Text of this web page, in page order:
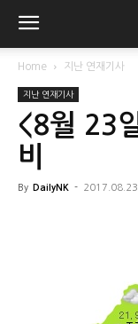
Home 지난 연재기사
지난 연재기사
<8월 23
비
By DailyNK - 2017.08.23